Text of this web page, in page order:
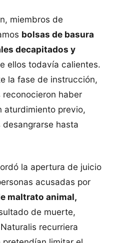
miembros de
bolsas de basura
decapitados y
ellos todavía calientes.
la fase de instrucción,
haber
aturdimiento previo,
hasta
la apertura de juicio
acusadas por
maltrato animal,
de muerte,
recurriera